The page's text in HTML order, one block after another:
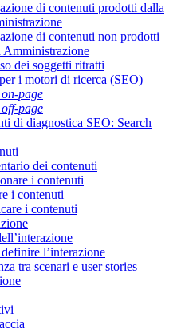
di contenuti prodotti dalla
di contenuti non prodotti
Amministrazione
dei soggetti ritratti
i motori di ricerca (SEO)
on-page
off-page
di diagnostica SEO: Search
dei contenuti
i contenuti
i contenuti
i contenuti
l’interazione
tra scenari e user stories